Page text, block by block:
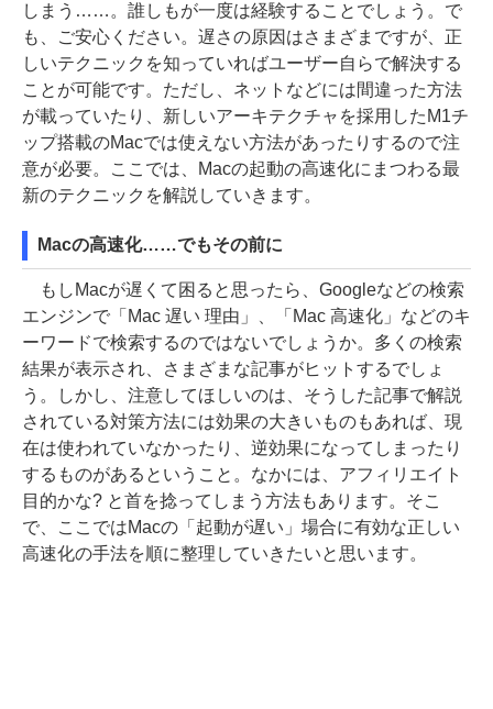
しまう……。誰しもが一度は経験することでしょう。で
も、ご安心ください。遅さの原因はさまざまですが、正
しいテクニックを知っていればユーザー自らで解決する
ことが可能です。ただし、ネットなどには間違った方法
が載っていたり、新しいアーキテクチャを採用したM1チ
ップ搭載のMacでは使えない方法があったりするので注
意が必要。ここでは、Macの起動の高速化にまつわる最
新のテクニックを解説していきます。
Macの高速化……でもその前に
もしMacが遅くて困ると思ったら、Googleなどの検索
エンジンで「Mac 遅い 理由」、「Mac 高速化」などのキ
ーワードで検索するのではないでしょうか。多くの検索
結果が表示され、さまざまな記事がヒットするでしょ
う。しかし、注意してほしいのは、そうした記事で解説
されている対策方法には効果の大きいものもあれば、現
在は使われていなかったり、逆効果になってしまったり
するものがあるということ。なかには、アフィリエイト
目的かな? と首を捻ってしまう方法もあります。そこ
で、ここではMacの「起動が遅い」場合に有効な正しい
高速化の手法を順に整理していきたいと思います。